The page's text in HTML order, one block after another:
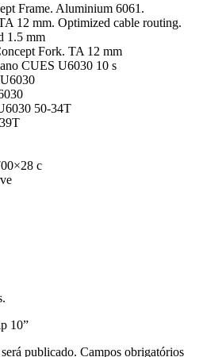
Frame. Aluminium 6061.
12 mm. Optimized cable routing.
1.5 mm
Fork. TA 12 mm
CUES U6030 10 s
50-34T
c
10”
publicado. Campos obrigatórios